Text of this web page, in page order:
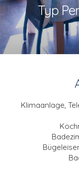
Typ
Klimaanlage,